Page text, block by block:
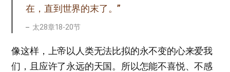
在，直到世界的末了。”
太28章18-20节
像这样，上帝以人类无法比拟的永不变的心来爱我
们，且应许了永远的天国。所以怎能不喜悦、不感